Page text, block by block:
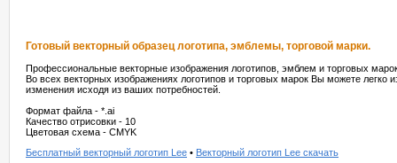
Готовый векторный образец логотипа, эмблемы, торговой марки.
Профессиональные векторные изображения логотипов, эмблем и торговых
Во всех векторных изображениях логотипов и торговых марок Вы можете легко
изменения исходя из ваших потребностей.
Формат файла - *.ai
Качество отрисовки - 10
Цветовая схема - CMYK
Бесплатный векторный логотип Lee • Векторный логотип Lee скачать